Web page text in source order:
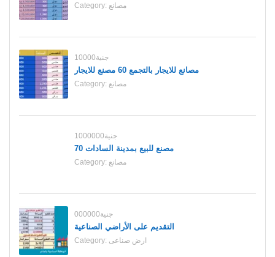
Category: مصانع
10000جنية
مصانع للايجار بالتجمع 60 مصنع للايجار
Category: مصانع
1000000جنية
70 مصنع للبيع بمدينة السادات
Category: مصانع
000000جنية
التقديم على الأراضي الصناعية
Category: ارض صناعى